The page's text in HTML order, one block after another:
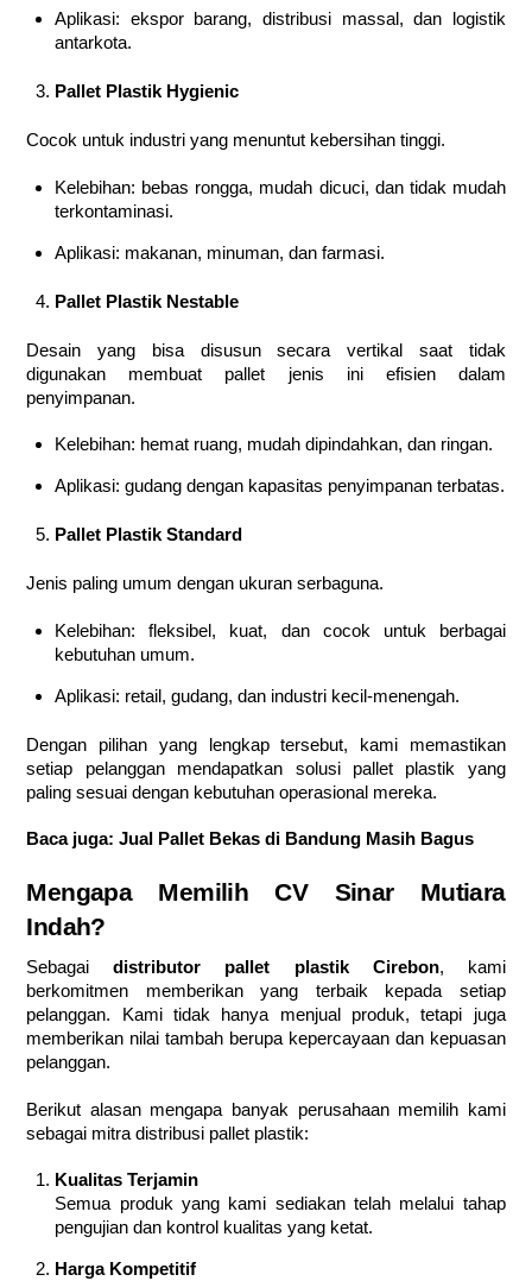
Aplikasi: ekspor barang, distribusi massal, dan logistik
antarkota.
Pallet Plastik Hygienic
Cocok untuk industri yang menuntut kebersihan tinggi.
Kelebihan: bebas rongga, mudah dicuci, dan tidak mudah
terkontaminasi.
Aplikasi: makanan, minuman, dan farmasi.
Pallet Plastik Nestable
Desain yang bisa disusun secara vertikal saat tidak
digunakan membuat pallet jenis ini efisien dalam
penyimpanan.
Kelebihan: hemat ruang, mudah dipindahkan, dan ringan.
Aplikasi: gudang dengan kapasitas penyimpanan terbatas.
Pallet Plastik Standard
Jenis paling umum dengan ukuran serbaguna.
Kelebihan: fleksibel, kuat, dan cocok untuk berbagai
kebutuhan umum.
Aplikasi: retail, gudang, dan industri kecil-menengah.
Dengan pilihan yang lengkap tersebut, kami memastikan
setiap pelanggan mendapatkan solusi pallet plastik yang
paling sesuai dengan kebutuhan operasional mereka.
Baca juga:Jual Pallet Bekas di Bandung Masih Bagus
Mengapa Memilih CV Sinar Mutiara
Indah?
Sebagaidistributor pallet plastik Cirebon, kami
berkomitmen memberikan yang terbaik kepada setiap
pelanggan. Kami tidak hanya menjual produk, tetapi juga
memberikan nilai tambah berupa kepercayaan dan kepuasan
pelanggan.
Berikut alasan mengapa banyak perusahaan memilih kami
sebagai mitra distribusi pallet plastik:
Kualitas Terjamin
Semua produk yang kami sediakan telah melalui tahap
pengujian dan kontrol kualitas yang ketat.
Harga Kompetitif